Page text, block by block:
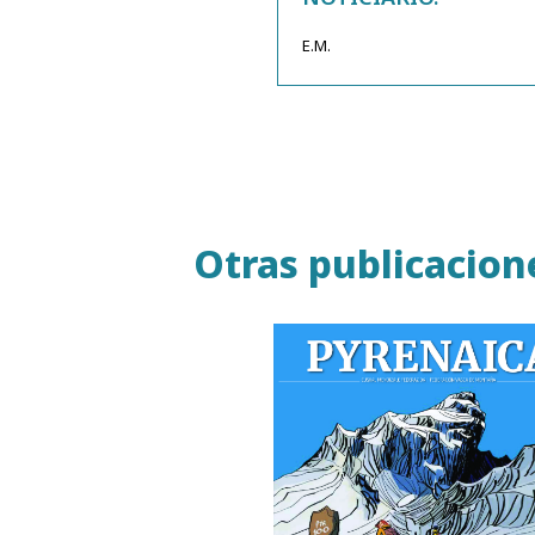
E.M.
Otras